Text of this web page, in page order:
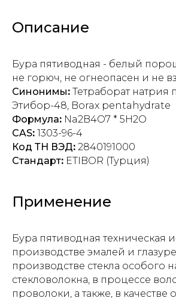
Описание
Бура пятиводная - белый
не горюч, не огнеопасен и не
Синонимы: Тетраборат натрия
Этибор-48, Borax pentahydrate
Формула: Na2B4O7 * 5H2O
CAS: 1303-96-4
Код ТН ВЭД: 2840191000
Стандарт: ETIBOR (Турция)
Применение
Бура пятиводная техническая
производстве эмалей и
производстве стекла особого
стекловолокна, в процессе
проволоки, а также, в качестве